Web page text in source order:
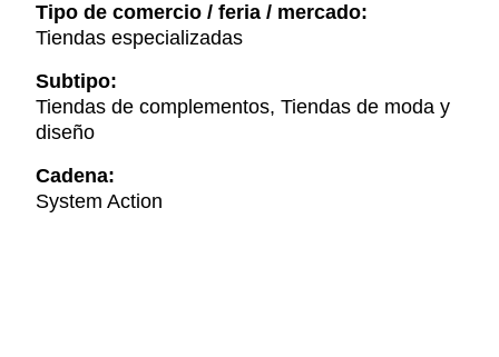
Tipo de comercio / feria / mercado:
Tiendas especializadas
Subtipo:
Tiendas de complementos, Tiendas de moda y
diseño
Cadena:
System Action